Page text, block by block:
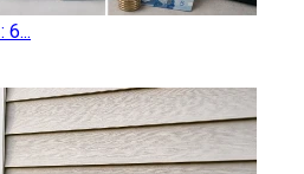
6...